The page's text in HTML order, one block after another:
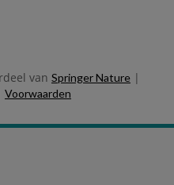
van Springer Nature |
Voorwaarden